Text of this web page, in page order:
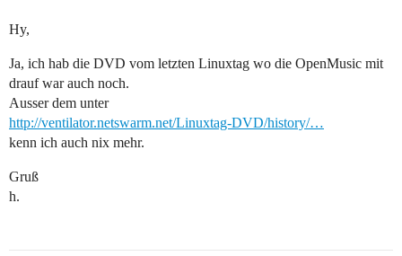
Hy,
Ja, ich hab die DVD vom letzten Linuxtag wo die OpenMusic mit
drauf war auch noch.
Ausser dem unter
http://ventilator.netswarm.net/Linuxtag-DVD/history/…
kenn ich auch nix mehr.
Gruß
h.